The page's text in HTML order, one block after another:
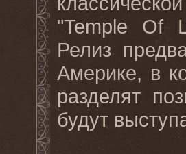
"Temple Of
Релиз
Америке, в
разделят
будут